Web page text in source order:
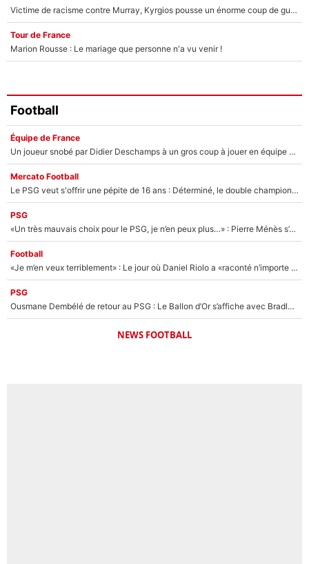
Victime de racisme contre Murray, Kyrgios pousse un énorme coup de gueule !
Tour de France
Marion Rousse : Le mariage que personne n'a vu venir !
Football
Équipe de France
Un joueur snobé par Didier Deschamps à un gros coup à jouer en équipe de France : Zinedine Zidane a trouvé son numéro 9 ?
Mercato Football
Le PSG veut s'offrir une pépite de 16 ans : Déterminé, le double champion d'Europe en titre est prêt à lâcher 40M€ pour celui que l'on compare déjà à Vinicius Jr !
PSG
«Un très mauvais choix pour le PSG, je n’en peux plus…» : Pierre Ménès s’est complètement trompé avec Luis Enrique et ces déclarations le prouvent !
Football
«Je m’en veux terriblement» : Le jour où Daniel Riolo a «raconté n’importe quoi» dans l'After Foot !
PSG
Ousmane Dembélé de retour au PSG : Le Ballon d’Or s’affiche avec Bradley Barcola en plein cœur du feuilleton sur son départ !
NEWS FOOTBALL